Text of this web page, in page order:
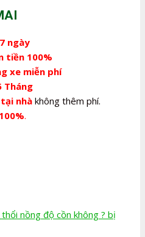
ngày
tiền 100%
xe miễn phí
Tháng
nhà không thêm phí.
.
nồng độ cồn không ? bị